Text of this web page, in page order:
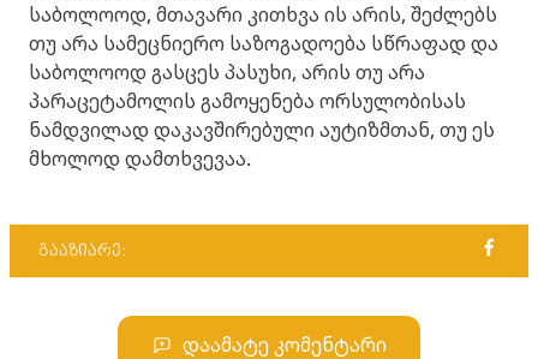
საბოლოოდ, მთავარი კითხვა ის არის, შეძლებს
თუ არა სამეცნიერო საზოგადოება სწრაფად და
საბოლოოდ გასცეს პასუხი, არის თუ არა
პარაცეტამოლის გამოყენება ორსულობისას
ნამდვილად დაკავშირებული აუტიზმთან, თუ ეს
მხოლოდ დამთხვევაა.
გააზიარე:
დაამატე კომენტარი